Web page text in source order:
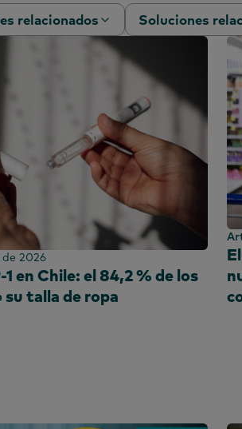
relacionados
de publicidad
de gasolina
de compra
y
de uso
Soluciones
Eficacia
Encuesta de
PanelVoice
Segmentación
2026
en Chile: el 84,2 % de los
talla de ropa